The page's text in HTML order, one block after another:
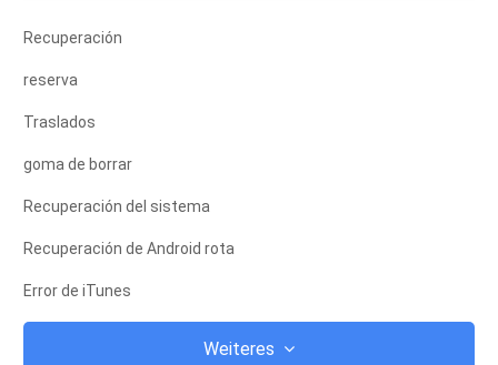
Recuperación
reserva
Traslados
goma de borrar
Recuperación del sistema
Recuperación de Android rota
Error de iTunes
Weiteres